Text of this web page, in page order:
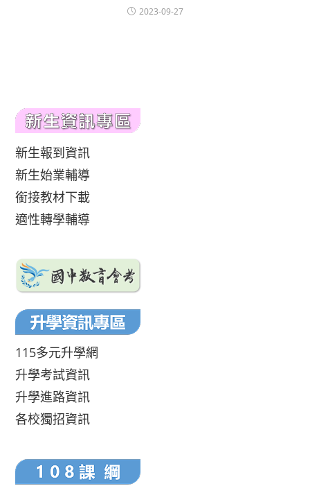
2023-09-27
新生報到資訊
新生始業輔導
銜接教材下載
適性轉學輔導
115多元升學網
升學考試資訊
升學進路資訊
各校獨招資訊